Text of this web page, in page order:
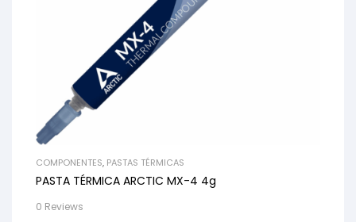
COMPONENTES, PASTAS TÉRMICAS
PASTA TÉRMICA ARCTIC MX-4 4g
0 Reviews